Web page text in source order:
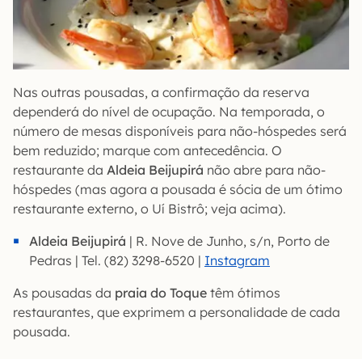
Nas outras pousadas, a confirmação da reserva
dependerá do nível de ocupação. Na temporada, o
número de mesas disponíveis para não-hóspedes será
bem reduzido; marque com antecedência. O
restaurante da Aldeia Beijupirá não abre para não-
hóspedes (mas agora a pousada é sócia de um ótimo
restaurante externo, o Uí Bistrô; veja acima).
Aldeia Beijupirá | R. Nove de Junho, s/n, Porto de
Pedras | Tel. (82) 3298-6520 | Instagram
As pousadas da praia do Toque têm ótimos
restaurantes, que exprimem a personalidade de cada
pousada.